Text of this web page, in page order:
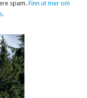
spam. Finn ut mer om